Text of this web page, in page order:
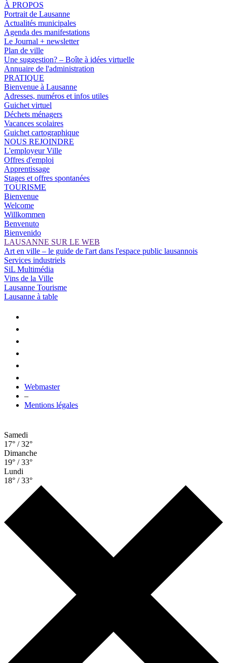
À PROPOS
Portrait de Lausanne
Actualités municipales
Agenda des manifestations
Le Journal + newsletter
Plan de ville
Une suggestion? – Boîte à idées virtuelle
Annuaire de l'administration
PRATIQUE
Bienvenue à Lausanne
Adresses, numéros et infos utiles
Guichet virtuel
Déchets ménagers
Vacances scolaires
Guichet cartographique
NOUS REJOINDRE
L'employeur Ville
Offres d'emploi
Apprentissage
Stages et offres spontanées
TOURISME
Bienvenue
Welcome
Willkommen
Benvenuto
Bienvenido
LAUSANNE SUR LE WEB
Art en ville – le guide de l'art dans l'espace public lausannois
Services industriels
SiL Multimédia
Vins de la Ville
Lausanne Tourisme
Lausanne à table
Webmaster
–
Mentions légales
Samedi
17° / 32°
Dimanche
19° / 33°
Lundi
18° / 33°